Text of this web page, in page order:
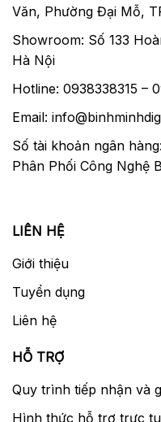
Văn, Phường Đại Mỗ,
Showroom: Số 133
Hà Nội
Hotline: 0938338315 –
Email:
Số tài khoản ngân
Phân Phối Công Nghệ
LIÊN HỆ
Giới thiệu
Tuyển dụng
Liên hệ
HỖ TRỢ
Quy trình tiếp nhận và
Hình thức hỗ trợ trực